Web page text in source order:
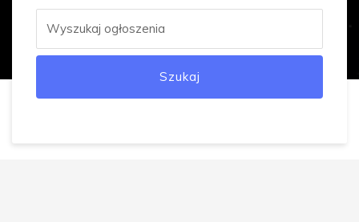
Szukaj